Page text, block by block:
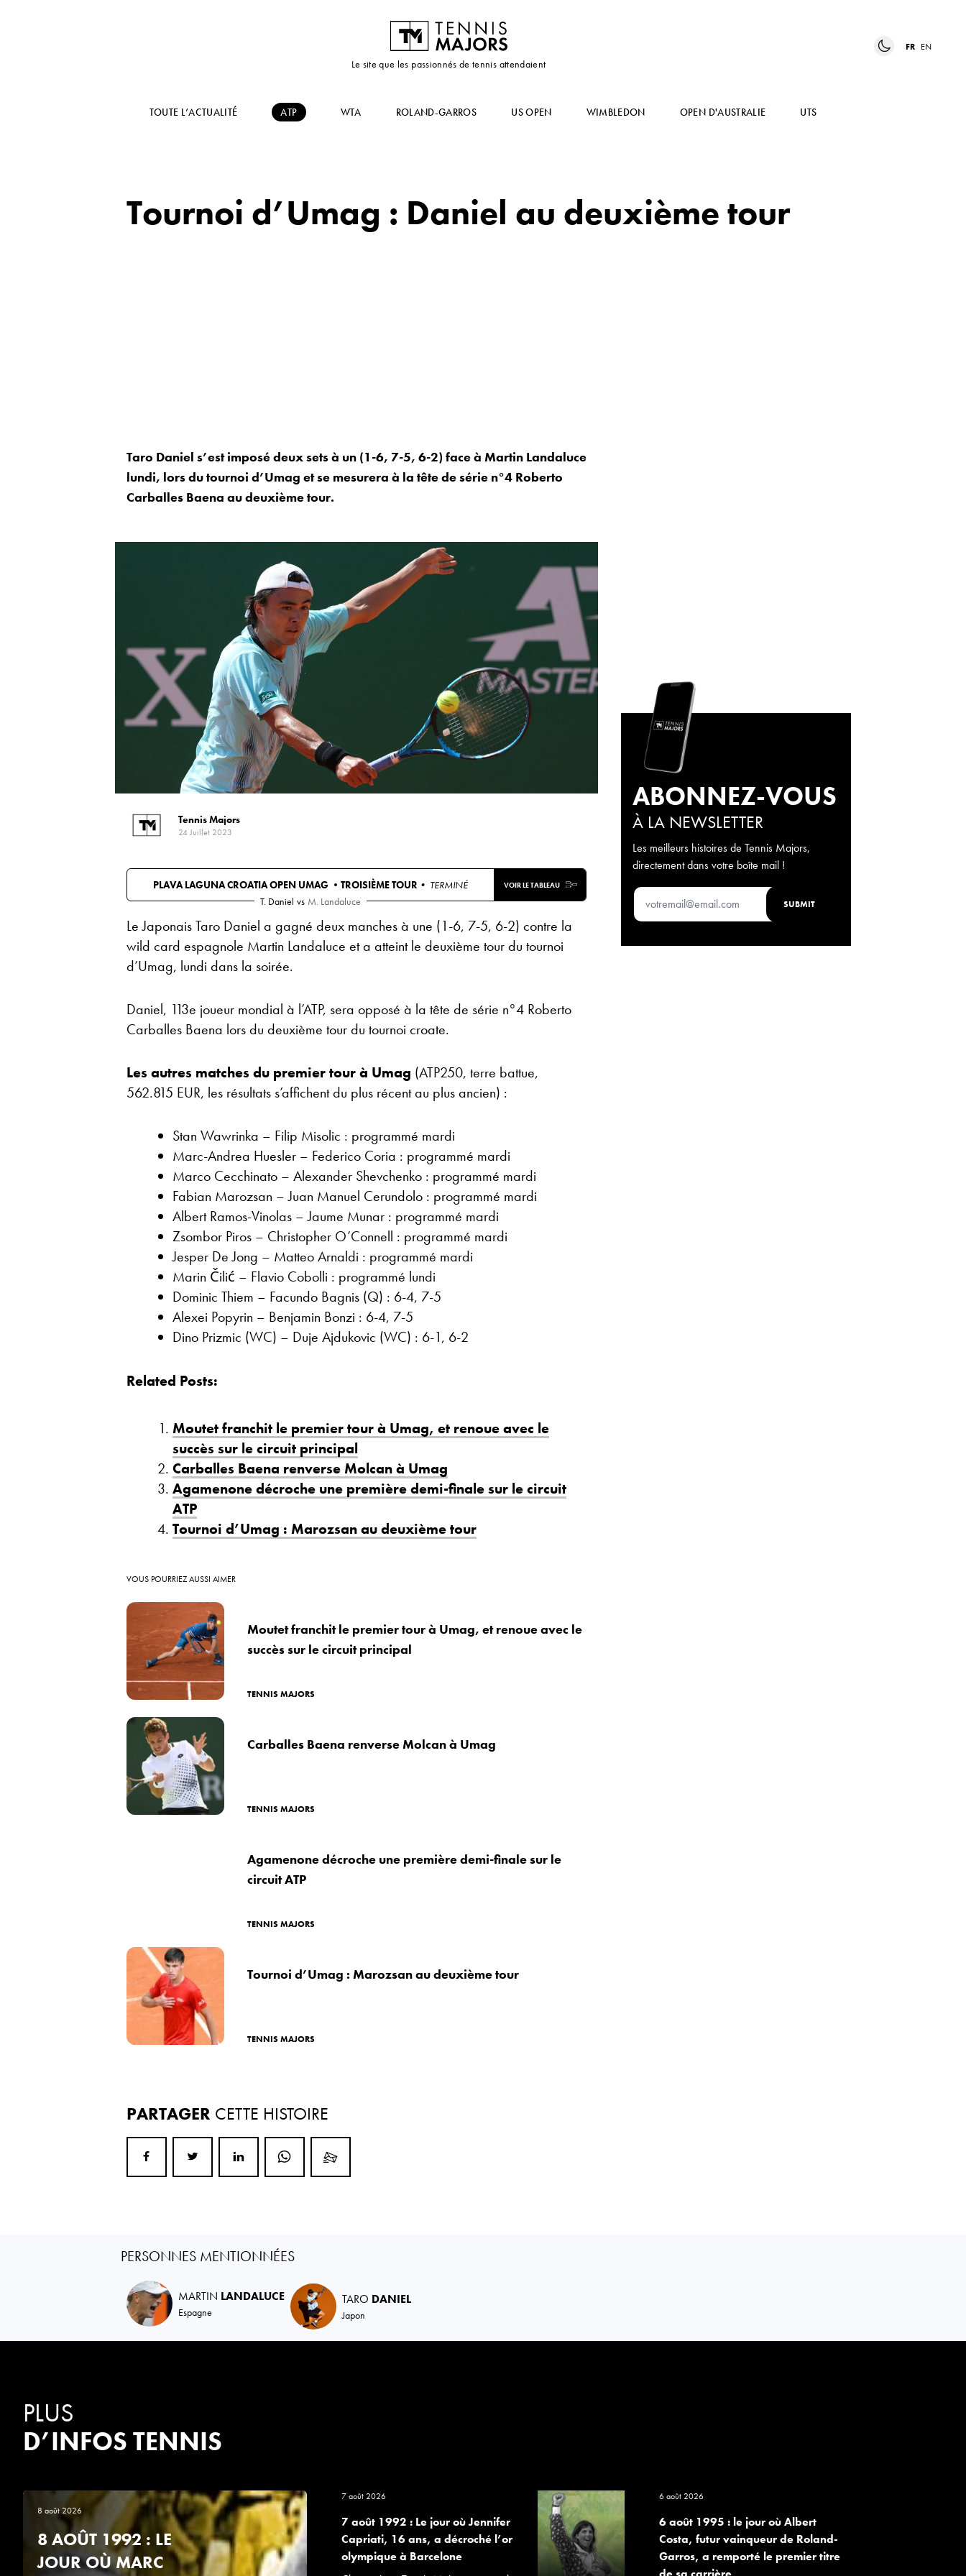
Le site que les passionnés de tennis attendaient
FR EN
TOUTE L’ACTUALITÉ ATP WTA ROLAND-GARROS US OPEN WIMBLEDON OPEN D'AUSTRALIE UTS
Tournoi d’Umag : Daniel au deuxième tour
Taro Daniel s’est imposé deux sets à un (1-6, 7-5, 6-2) face à Martin Landaluce
lundi, lors du tournoi d’Umag et se mesurera à la tête de série n°4 Roberto
Carballes Baena au deuxième tour.
Tennis Majors
24 Juillet 2023
PLAVA LAGUNA CROATIA OPEN UMAG •TROISIÈME TOUR • TERMINÉ VOIR LE TABLEAU
T. Daniel vs M. Landaluce
Le Japonais Taro Daniel a gagné deux manches à une (1-6, 7-5, 6-2) contre la
wild card espagnole Martin Landaluce et a atteint le deuxième tour du tournoi
d’Umag, lundi dans la soirée.
Daniel, 113e joueur mondial à l’ATP, sera opposé à la tête de série n°4 Roberto
Carballes Baena lors du deuxième tour du tournoi croate.
Les autres matches du premier tour à Umag (ATP250, terre battue,
562.815 EUR, les résultats s’affichent du plus récent au plus ancien) :
Stan Wawrinka – Filip Misolic : programmé mardi
Marc-Andrea Huesler – Federico Coria : programmé mardi
Marco Cecchinato – Alexander Shevchenko : programmé mardi
Fabian Marozsan – Juan Manuel Cerundolo : programmé mardi
Albert Ramos-Vinolas – Jaume Munar : programmé mardi
Zsombor Piros – Christopher O’Connell : programmé mardi
Jesper De Jong – Matteo Arnaldi : programmé mardi
Marin Čilić – Flavio Cobolli : programmé lundi
Dominic Thiem – Facundo Bagnis (Q) : 6-4, 7-5
Alexei Popyrin – Benjamin Bonzi : 6-4, 7-5
Dino Prizmic (WC) – Duje Ajdukovic (WC) : 6-1, 6-2
Related Posts:
Moutet franchit le premier tour à Umag, et renoue avec le
succès sur le circuit principal
Carballes Baena renverse Molcan à Umag
Agamenone décroche une première demi-finale sur le circuit
ATP
Tournoi d’Umag : Marozsan au deuxième tour
VOUS POURRIEZ AUSSI AIMER
Moutet franchit le premier tour à Umag, et renoue avec le
succès sur le circuit principal
TENNIS MAJORS
Carballes Baena renverse Molcan à Umag
TENNIS MAJORS
Agamenone décroche une première demi-finale sur le
circuit ATP
TENNIS MAJORS
Tournoi d’Umag : Marozsan au deuxième tour
TENNIS MAJORS
PARTAGER CETTE HISTOIRE
ABONNEZ-VOUS
À LA NEWSLETTER
Les meilleurs histoires de Tennis Majors,
directement dans votre boîte mail !
PERSONNES MENTIONNÉES
MARTIN LANDALUCE
Espagne
TARO DANIEL
Japon
PLUS
D’INFOS TENNIS
8 août 2026
8 AOÛT 1992 : LE
JOUR OÙ MARC
7 août 2026
7 août 1992 : Le jour où Jennifer
Capriati, 16 ans, a décroché l’or
olympique à Barcelone
6 août 2026
6 août 1995 : le jour où Albert
Costa, futur vainqueur de Roland-
Garros, a remporté le premier titre